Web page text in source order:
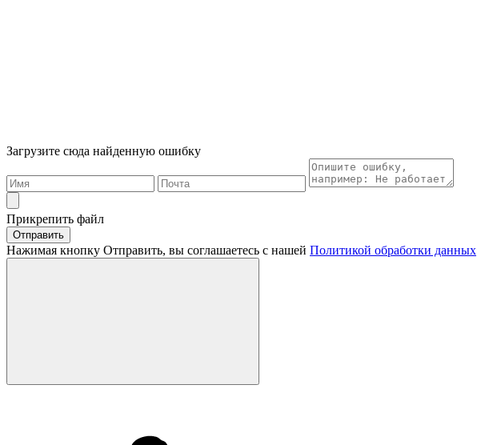
Загрузите сюда найденную ошибку
Прикрепить файл
Отправить
Нажимая кнопку Отправить, вы соглашаетесь с нашей Политикой обработки данных